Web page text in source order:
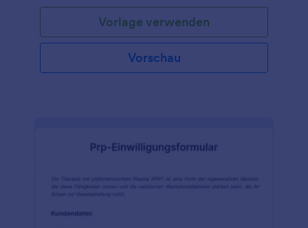
enthält alle wichtigen Informationen, die benötigt
werden. Wenn dieses Musterformular für die
Entlassung aus dem Krankenhaus jedoch ein oder
mehrere Felder nicht enthält, die Sie benötigen,
müssen Sie sich keine Sorgen machen. Sie können
Sie brauchen keine Programmierkenntnisse. Nutzen
Entlassung von Patienten benötigen.
Vorlage verwenden
Vorschau